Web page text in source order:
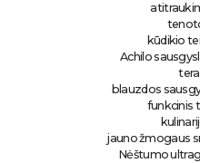
kūdikio
Achilo
blauzdos
funkcinis
jauno žmogaus
Nėštumo